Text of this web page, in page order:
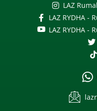
LAZ
LAZ RYDHA -
LAZ RYDHA -